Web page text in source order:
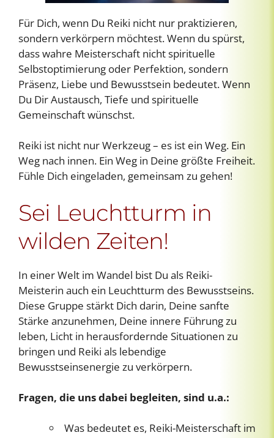
Für Dich, wenn Du Reiki nicht nur praktizieren,
sondern verkörpern möchtest. Wenn du spürst,
dass wahre Meisterschaft nicht spirituelle
Selbstoptimierung oder Perfektion, sondern
Präsenz, Liebe und Bewusstsein bedeutet. Wenn
Du Dir Austausch, Tiefe und spirituelle
Gemeinschaft wünschst.
Reiki ist nicht nur Werkzeug – es ist ein Weg. Ein
Weg nach innen. Ein Weg in Deine größte Freiheit.
Fühle Dich eingeladen, gemeinsam zu gehen!
Sei Leuchtturm in
wilden Zeiten!
In einer Welt im Wandel bist Du als Reiki-
Meisterin auch ein Leuchtturm des Bewusstseins.
Diese Gruppe stärkt Dich darin, Deine sanfte
Stärke anzunehmen, Deine innere Führung zu
leben, Licht in herausfordernde Situationen zu
bringen und Reiki als lebendige
Bewusstseinsenergie zu verkörpern.
Fragen, die uns dabei begleiten, sind u.a.:
Was bedeutet es, Reiki-Meisterschaft im